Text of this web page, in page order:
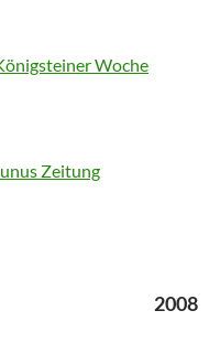
Woche
Zeitung
2008